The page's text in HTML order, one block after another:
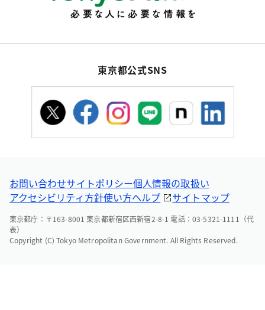
東京都公式SNS
お問い合わせサイトポリシー個人情報の取扱い
アクセシビリティ方針使い方ヘルプ サイトマップ
東京都庁：〒163-8001 東京都新宿区西新宿2-8-1 電話：03-5321-1111（代
表）
Copyright (C) Tokyo Metropolitan Government. All Rights Reserved.